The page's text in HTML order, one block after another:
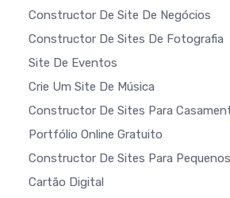
Constructor De Site De Negócios
Constructor De Sites De Fotografia
Site De Eventos
Crie Um Site De Música
Constructor De Sites Para
Portfólio Online Gratuito
Constructor De Sites Para
Cartão Digital